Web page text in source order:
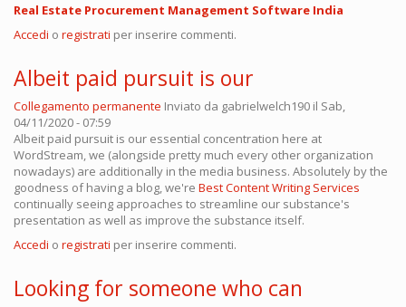
Real Estate Procurement Management Software India
Accedi o registrati per inserire commenti.
Albeit paid pursuit is our
Collegamento permanente Inviato da gabrielwelch190 il Sab,
04/11/2020 - 07:59
Albeit paid pursuit is our essential concentration here at
WordStream, we (alongside pretty much every other organization
nowadays) are additionally in the media business. Absolutely by the
goodness of having a blog, we're Best Content Writing Services
continually seeing approaches to streamline our substance's
presentation as well as improve the substance itself.
Accedi o registrati per inserire commenti.
Looking for someone who can